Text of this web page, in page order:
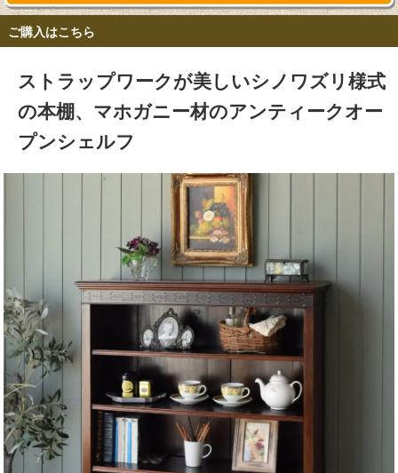
ご購入はこちら
ストラップワークが美しいシノワズリ様式
の本棚、マホガニー材のアンティークオー
プンシェルフ